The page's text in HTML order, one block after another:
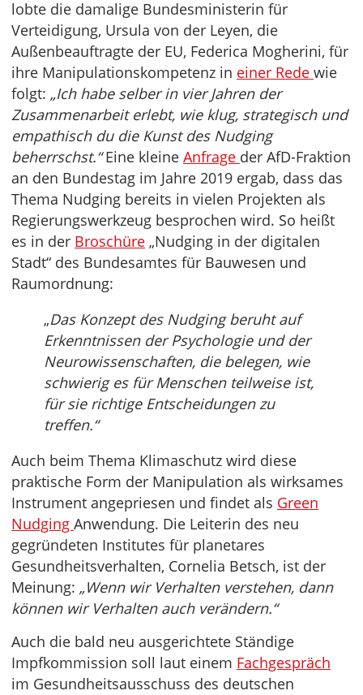
lobte die damalige Bundesministerin für
Verteidigung, Ursula von der Leyen, die
Außenbeauftragte der EU, Federica Mogherini, für
ihre Manipulationskompetenz in einer Rede wie
folgt: „Ich habe selber in vier Jahren der
Zusammenarbeit erlebt, wie klug, strategisch und
empathisch du die Kunst des Nudging
beherrschst.“Eine kleine Anfrage der AfD-Fraktion
an den Bundestag im Jahre 2019 ergab, dass das
Thema Nudging bereits in vielen Projekten als
Regierungswerkzeug besprochen wird. So heißt
es in der Broschüre „Nudging in der digitalen
Stadt“ des Bundesamtes für Bauwesen und
Raumordnung:
„Das Konzept des Nudging beruht auf
Erkenntnissen der Psychologie und der
Neurowissenschaften, die belegen, wie
schwierig es für Menschen teilweise ist,
für sie richtige Entscheidungen zu
treffen.“
Auch beim Thema Klimaschutz wird diese
praktische Form der Manipulation als wirksames
Instrument angepriesen und findet als Green
Nudging Anwendung. Die Leiterin des neu
gegründeten Institutes für planetares
Gesundheitsverhalten, Cornelia Betsch, ist der
Meinung: „Wenn wir Verhalten verstehen, dann
können wir Verhalten auch verändern.“
Auch die bald neu ausgerichtete Ständige
Impfkommission soll laut einem Fachgespräch
im Gesundheitsausschuss des deutschen